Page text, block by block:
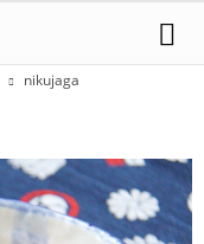
nikujaga